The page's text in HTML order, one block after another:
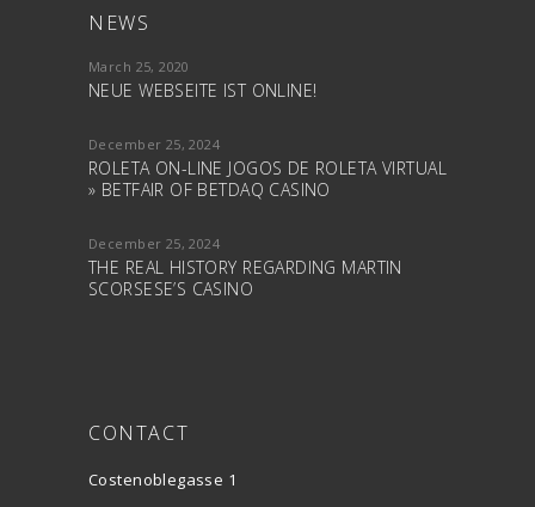
NEWS
March 25, 2020
NEUE WEBSEITE IST ONLINE!
December 25, 2024
ROLETA ON-LINE JOGOS DE ROLETA VIRTUAL
» BETFAIR OF BETDAQ CASINO
December 25, 2024
THE REAL HISTORY REGARDING MARTIN
SCORSESE’S CASINO
CONTACT
Costenoblegasse 1